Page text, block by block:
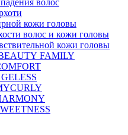
волос
кожи головы
волос и кожи головы
кожи головы
FAMILY